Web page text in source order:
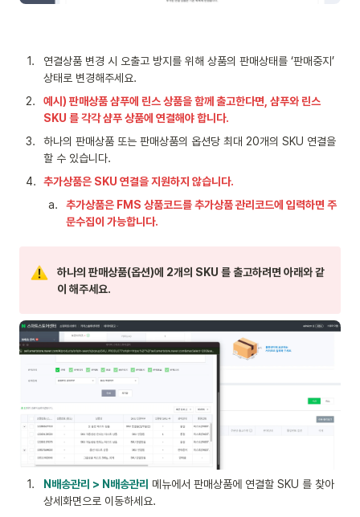
1.
연결상품 변경 시 오출고 방지를 위해 상품의 판매상태를 ‘판매중지’
상태로 변경해주세요.
2.
예시) 판매상품 샴푸에 린스 상품을 함께 출고한다면, 샴푸와 린스
SKU 를 각각 샴푸 상품에 연결해야 합니다.
3.
하나의 판매상품 또는 판매상품의 옵션당 최대 20개의 SKU 연결을
할 수 있습니다.
4.
추가상품은 SKU 연결을 지원하지 않습니다.
a.
추가상품은 FMS 상품코드를 추가상품 관리코드에 입력하면 주
문수집이 가능합니다.
하나의 판매상품(옵션)에 2개의 SKU 를 출고하려면 아래와 같
이 해주세요.
1. N배송관리 > N배송관리 메뉴에서 판매상품에 연결할 SKU 를 찾아
상세화면으로 이동하세요.